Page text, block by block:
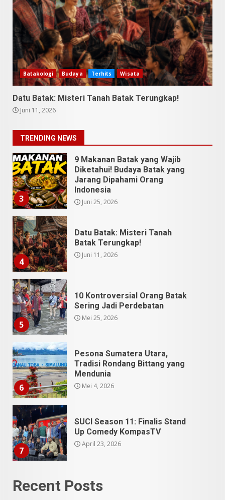
Batakologi Budaya Terhits Wisata
Datu Batak: Misteri Tanah Batak Terungkap!
Juni 11, 2026
TRENDING NEWS
7
April 23, 2026
1
9 Tempat Istimewa Sumatera
Utara Bukan Cuma Medan dan
Danau Toba
Juli 31, 2026
2
Juli 13, 2026
3
9 Makanan Batak yang Wajib
Diketahui! Budaya Batak yang
Jarang Dipahami Orang
Indonesia
Juni 25, 2026
4
Datu Batak: Misteri Tanah
Batak Terungkap!
Juni 11, 2026
5
10 Kontroversial Orang Batak
Sering Jadi Perdebatan
Mei 25, 2026
6
Pesona Sumatera Utara,
Tradisi Rondang Bittang yang
Mendunia
Mei 4, 2026
7
SUCI Season 11: Finalis Stand
Up Comedy KompasTV
April 23, 2026
9 Tempat Istimewa Sumatera
Utara Bukan Cuma Medan dan
Recent Posts